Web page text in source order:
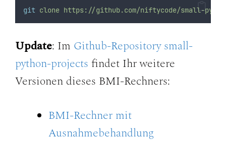
git clone https://github.com/niftycode/small-
Update: Im Github-Repository small-
python-projects findet Ihr weitere
Versionen dieses BMI-Rechners:
BMI-Rechner mit
Ausnahmebehandlung